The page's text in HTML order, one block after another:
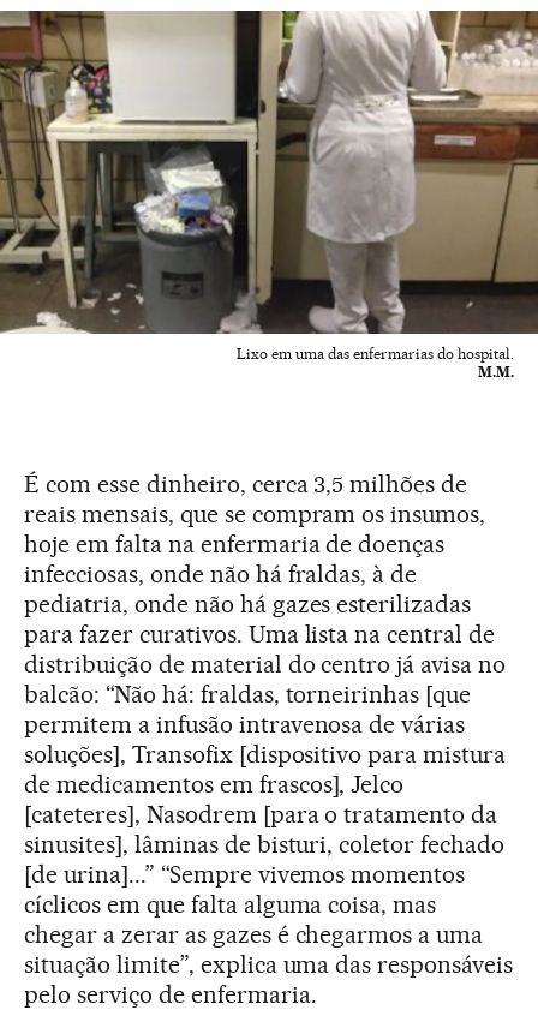
Lixo em uma das enfermarias do hospital.
M.M.
É com esse dinheiro, cerca 3,5 milhões de
reais mensais, que se compram os insumos,
hoje em falta na enfermaria de doenças
infecciosas, onde não há fraldas, à de
pediatria, onde não há gazes esterilizadas
para fazer curativos. Uma lista na central de
distribuição de material do centro já avisa no
balcão: “Não há: fraldas, torneirinhas [que
permitem a infusão intravenosa de várias
soluções], Transofix [dispositivo para mistura
de medicamentos em frascos], Jelco
[cateteres], Nasodrem [para o tratamento da
sinusites], lâminas de bisturi, coletor fechado
[de urina]...” “Sempre vivemos momentos
cíclicos em que falta alguma coisa, mas
chegar a zerar as gazes é chegarmos a uma
situação limite”, explica uma das responsáveis
pelo serviço de enfermaria.